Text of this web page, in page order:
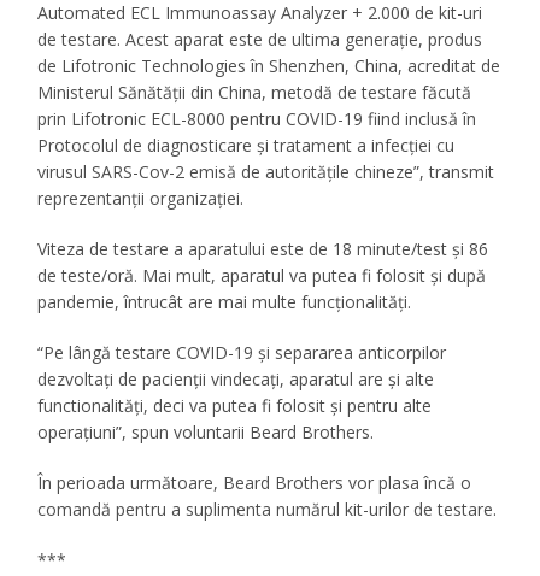
Automated ECL Immunoassay Analyzer + 2.000 de kit-uri
de testare. Acest aparat este de ultima generație, produs
de Lifotronic Technologies în Shenzhen, China, acreditat de
Ministerul Sănătății din China, metodă de testare făcută
prin Lifotronic ECL-8000 pentru COVID-19 fiind inclusă în
Protocolul de diagnosticare și tratament a infecției cu
virusul SARS-Cov-2 emisă de autoritățile chineze”, transmit
reprezentanții organizației.
Viteza de testare a aparatului este de 18 minute/test și 86
de teste/oră. Mai mult, aparatul va putea fi folosit și după
pandemie, întrucât are mai multe funcționalități.
“Pe lângă testare COVID-19 și separarea anticorpilor
dezvoltați de pacienții vindecați, aparatul are și alte
functionalități, deci va putea fi folosit și pentru alte
operațiuni”, spun voluntarii Beard Brothers.
În perioada următoare, Beard Brothers vor plasa încă o
comandă pentru a suplimenta numărul kit-urilor de testare.
***